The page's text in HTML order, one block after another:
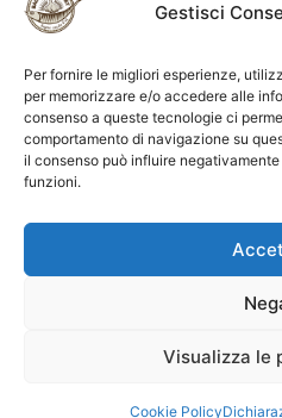
Gestisci
Per fornire le migliori esperienze,
per memorizzare e/o accedere alle
consenso a queste tecnologie ci
comportamento di navigazione su
il consenso può influire
funzioni.
Visualizza le
Cookie Policy
14100 – Asti. Tel. 324
Supplemento al numero 52 di
Tribunale di Asti n. 4 del 2012,
Miravalle.
gestione consensi